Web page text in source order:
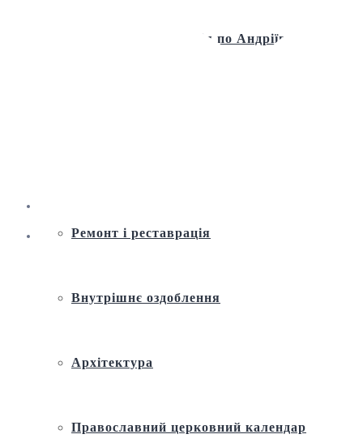
Віртуальна екскурсія по Андріївській
Ремонт і реставрація
Внутрішнє оздоблення
Архітектура
Православний церковний календар